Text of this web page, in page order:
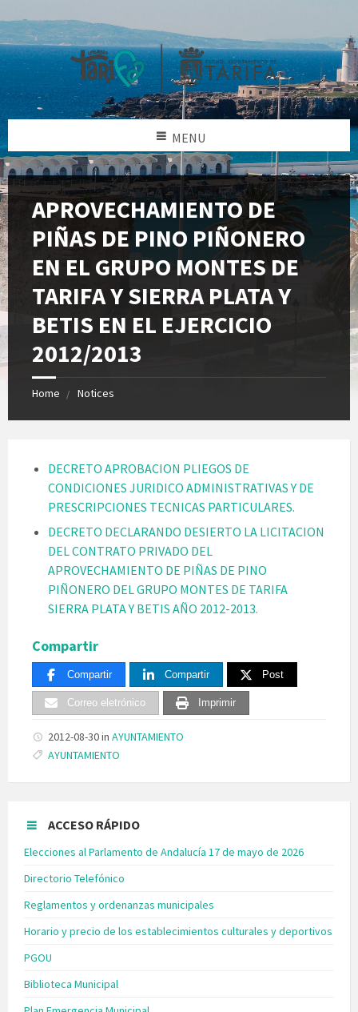
MENU
APROVECHAMIENTO DE
PIÑAS DE PINO PIÑONERO
EN EL GRUPO MONTES DE
TARIFA Y SIERRA PLATA Y
BETIS EN EL EJERCICIO
2012/2013
Home Notices
DECRETO APROBACION PLIEGOS DE
CONDICIONES JURIDICO ADMINISTRATIVAS Y DE
PRESCRIPCIONES TECNICAS PARTICULARES.
DECRETO DECLARANDO DESIERTO LA LICITACION
DEL CONTRATO PRIVADO DEL
APROVECHAMIENTO DE PIÑAS DE PINO
PIÑONERO DEL GRUPO MONTES DE TARIFA
SIERRA PLATA Y BETIS AÑO 2012-2013.
Compartir
Compartir Compartir Post
Correo eletrónico Imprimir
2012-08-30in AYUNTAMIENTO
Tags:
AYUNTAMIENTO
ACCESO RÁPIDO
Elecciones al Parlamento de Andalucía 17 de mayo de 2026
Directorio Telefónico
Reglamentos y ordenanzas municipales
Horario y precio de los establecimientos culturales y deportivos
PGOU
Biblioteca Municipal